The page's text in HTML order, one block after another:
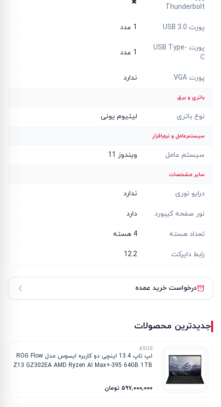
Thunderbolt
✖
پورت USB 3.0 1 عدد
پورت USB Type-
C
1 عدد
پورت VGA ندارد
باتری و برق
نوع باتری لیتیوم یونی
سیستم‌عامل و نرم‌افزار
سیستم عامل ویندوز 11
سایر مشخصات
درایو نوری ندارد
نور صفحه کیبورد دارد
تعداد هسته 4 هسته
رابط دایرکت 12.2
درخواست خرید عمده
جدیدترین محصولات
ASUS
لپ تاپ 13.4 اینچی دو کاربره ایسوس مدل ROG Flow
Z13 GZ302EA AMD Ryzen AI Max+-395 64GB 1TB
۵۹۷٬۰۰۰٬۰۰۰ تومان